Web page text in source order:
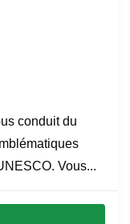
conduit du
Vous...